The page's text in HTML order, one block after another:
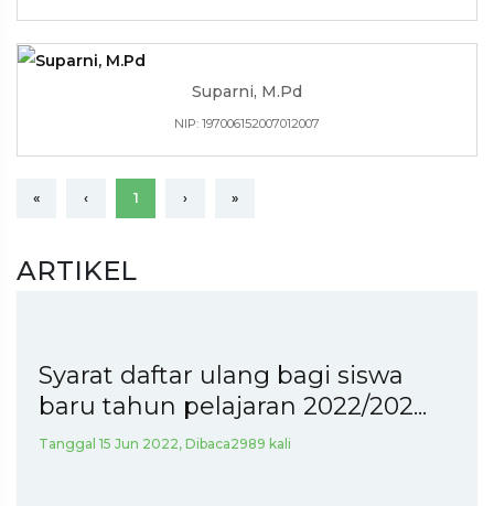
Suparni, M.Pd
NIP: 197006152007012007
« ‹ 1 › »
ARTIKEL
Syarat daftar ulang bagi siswa
baru tahun pelajaran 2022/202...
Tanggal 15 Jun 2022, Dibaca2989 kali